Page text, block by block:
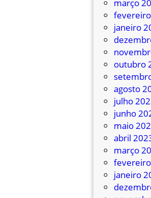
março
janeiro
outubro
agosto
julho
junho
maio
abril
março
janeiro